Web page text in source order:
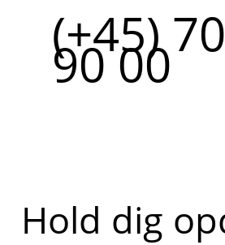
(+45)
90 00
Hold dig